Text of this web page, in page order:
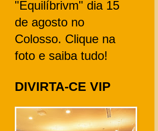
"Equilíbrivm" dia 15
de agosto no
Colosso. Clique na
foto e saiba tudo!
DIVIRTA-CE VIP